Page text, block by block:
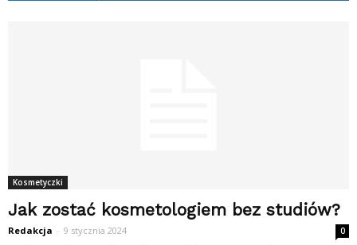
Kosmetyczki
Jak zostać kosmetologiem bez studiów?
Redakcja - 9 stycznia 2024 0